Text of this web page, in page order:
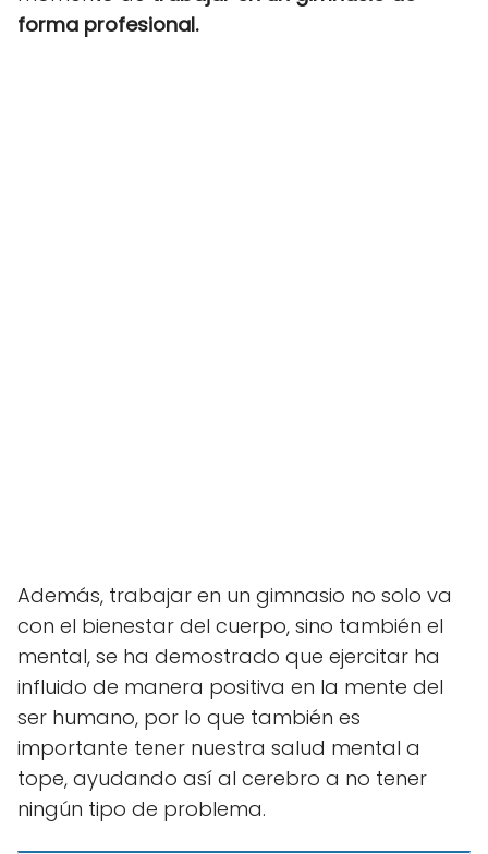
forma profesional.
Además, trabajar en un gimnasio no solo va
con el bienestar del cuerpo, sino también el
mental, se ha demostrado que ejercitar ha
influido de manera positiva en la mente del
ser humano, por lo que también es
importante tener nuestra salud mental a
tope, ayudando así al cerebro a no tener
ningún tipo de problema.